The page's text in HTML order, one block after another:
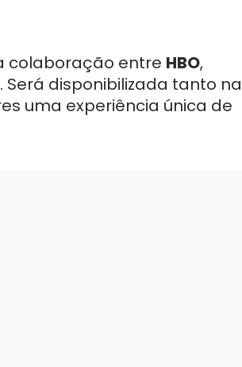
colaboração entre HBO,
. Será disponibilizada tanto na
uma experiência única de